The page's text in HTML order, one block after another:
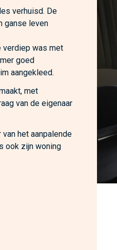
verhuisd. De
ganse leven
verdiep was met
goed
aangekleed.
met
van de eigenaar
het aanpalende
ook zijn woning